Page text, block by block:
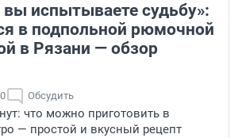
испытываете судьбу»:
в подпольной рюмочной
в Рязани — обзор
Обсудить
что можно приготовить в
— простой и вкусный рецепт